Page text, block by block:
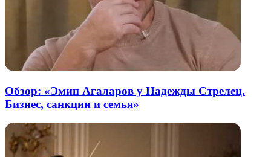
Обзор: «Эмин Агаларов у Надежды Стрелец.
Бизнес, санкции и семья»